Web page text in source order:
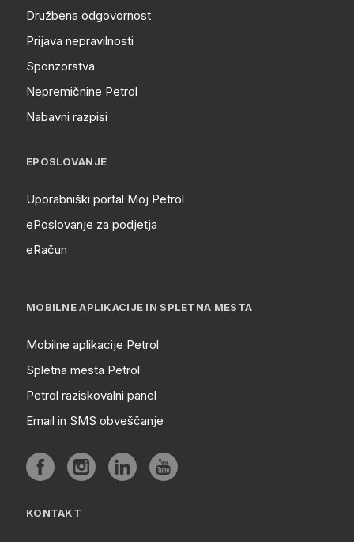
Družbena odgovornost
Prijava nepravilnosti
Sponzorstva
Nepremičnine Petrol
Nabavni razpisi
EPOSLOVANJE
Uporabniški portal Moj Petrol
ePoslovanje za podjetja
eRačun
MOBILNE APLIKACIJE IN SPLETNA MESTA
Mobilne aplikacije Petrol
Spletna mesta Petrol
Petrol raziskovalni panel
Email in SMS obveščanje
KONTAKT